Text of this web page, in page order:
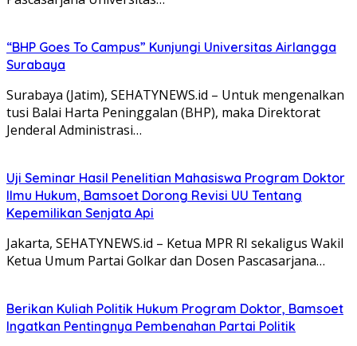
“BHP Goes To Campus” Kunjungi Universitas Airlangga
Surabaya
Surabaya (Jatim), SEHATYNEWS.id – Untuk mengenalkan
tusi Balai Harta Peninggalan (BHP), maka Direktorat
Jenderal Administrasi…
Uji Seminar Hasil Penelitian Mahasiswa Program Doktor
Ilmu Hukum, Bamsoet Dorong Revisi UU Tentang
Kepemilikan Senjata Api
Jakarta, SEHATYNEWS.id – Ketua MPR RI sekaligus Wakil
Ketua Umum Partai Golkar dan Dosen Pascasarjana…
Berikan Kuliah Politik Hukum Program Doktor, Bamsoet
Ingatkan Pentingnya Pembenahan Partai Politik